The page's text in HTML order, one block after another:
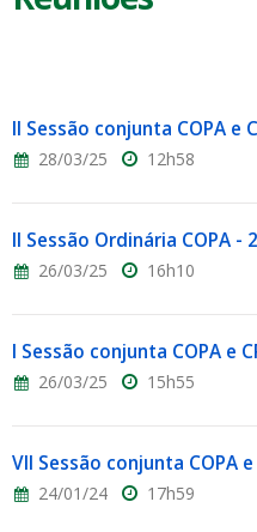
II Sessão conjunta COPA e
28/03/25 12h58
II Sessão Ordinária COPA -
26/03/25 16h10
I Sessão conjunta COPA e
26/03/25 15h55
VII Sessão conjunta COPA
24/01/24 17h59